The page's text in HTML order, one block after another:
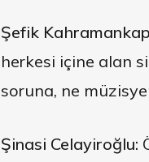
Şefik
herkesi içine alan
soruna, ne
Şinasi Celayiroğlu: